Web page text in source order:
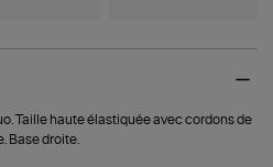
Taille haute élastiquée avec cordons de
Base droite.